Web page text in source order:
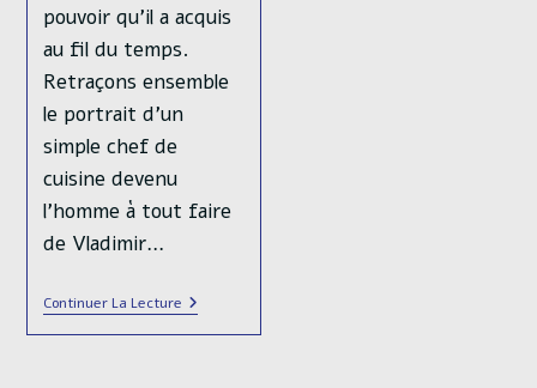
pouvoir qu’il a acquis
au fil du temps.
Retraçons ensemble
le portrait d’un
simple chef de
cuisine devenu
l’homme à tout faire
de Vladimir…
Continuer La LectureRussie,
Les
Dessous